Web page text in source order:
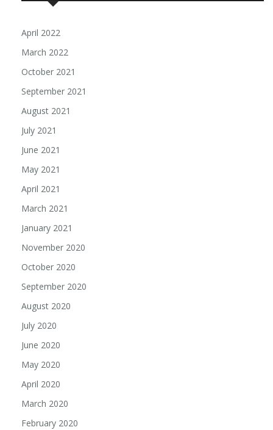
April 2022
March 2022
October 2021
September 2021
August 2021
July 2021
June 2021
May 2021
April 2021
March 2021
January 2021
November 2020
October 2020
September 2020
August 2020
July 2020
June 2020
May 2020
April 2020
March 2020
February 2020